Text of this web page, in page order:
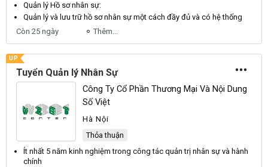
Quản lý Hồ sơnhân sự:
Quản lý và lưu trữ hồ sơnhân sự một cách đầy đủ và có hệ thống
Còn 25 ngày
Thêm...
UP
Tuyển Quản lý Nhân Sự
Công Ty Cổ Phần Thương Mại Và Nội Dung
Số Việt
Hà Nội
Thỏa thuận
Ít nhất 5 năm kinh nghiệm trong công tác quản trị nhân sự và hành
chính